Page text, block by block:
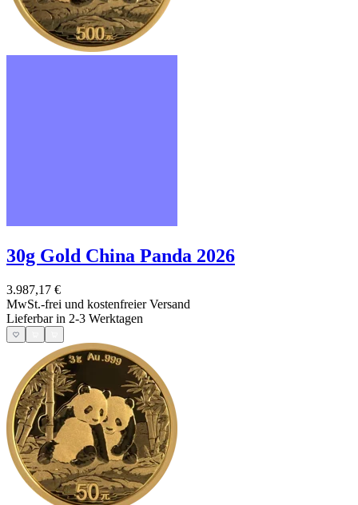
30g Gold China Panda 2026
3.987,17 €
MwSt.-frei und kostenfreier Versand
Lieferbar in 2-3 Werktagen